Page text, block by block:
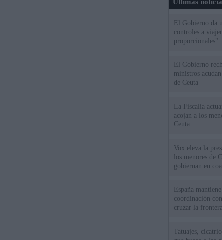
Últimas
El Gobierno da
controles a
proporcionales"
El Gobierno
ministros
de Ceuta
La Fiscalía
acojan a los
Ceuta
Vox eleva la
los menores de
gobiernan en
España
coordinación
cruzar la
Tatuajes,